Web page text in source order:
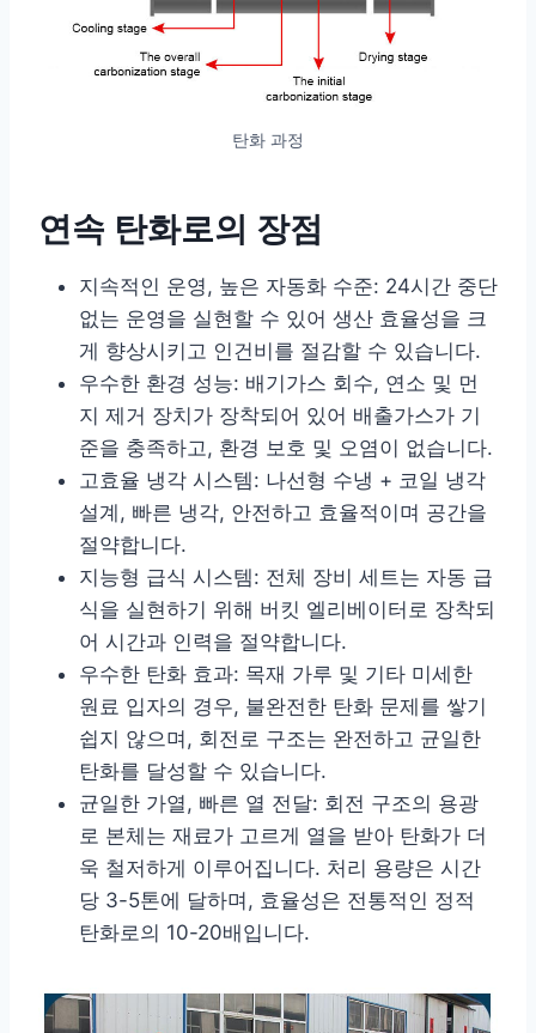
탄화 과정
연속 탄화로의 장점
지속적인 운영, 높은 자동화 수준: 24시간 중단
없는 운영을 실현할 수 있어 생산 효율성을 크
게 향상시키고 인건비를 절감할 수 있습니다.
우수한 환경 성능: 배기가스 회수, 연소 및 먼
지 제거 장치가 장착되어 있어 배출가스가 기
준을 충족하고, 환경 보호 및 오염이 없습니다.
고효율 냉각 시스템: 나선형 수냉 + 코일 냉각
설계, 빠른 냉각, 안전하고 효율적이며 공간을
절약합니다.
지능형 급식 시스템: 전체 장비 세트는 자동 급
식을 실현하기 위해 버킷 엘리베이터로 장착되
어 시간과 인력을 절약합니다.
우수한 탄화 효과: 목재 가루 및 기타 미세한
원료 입자의 경우, 불완전한 탄화 문제를 쌓기
쉽지 않으며, 회전로 구조는 완전하고 균일한
탄화를 달성할 수 있습니다.
균일한 가열, 빠른 열 전달: 회전 구조의 용광
로 본체는 재료가 고르게 열을 받아 탄화가 더
욱 철저하게 이루어집니다. 처리 용량은 시간
당 3-5톤에 달하며, 효율성은 전통적인 정적
탄화로의 10-20배입니다.